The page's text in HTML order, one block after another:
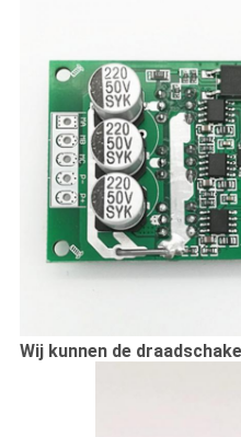
Wij kunnen de